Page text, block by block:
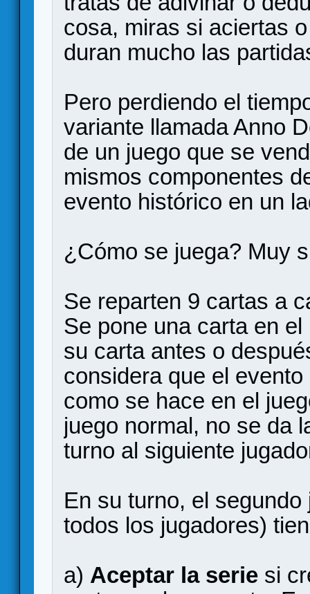
cosa, miras si aciertas
duran mucho las
Pero perdiendo el
variante llamada Anno
de un juego que se
mismos componentes
evento histórico en un
¿Cómo se juega? Muy
Se reparten 9 cartas a
Se pone una carta en
su carta antes o
considera que el
como se hace en el
juego normal, no se da
turno al siguiente
En su turno, el
todos los jugadores)
a) Aceptar la serie si